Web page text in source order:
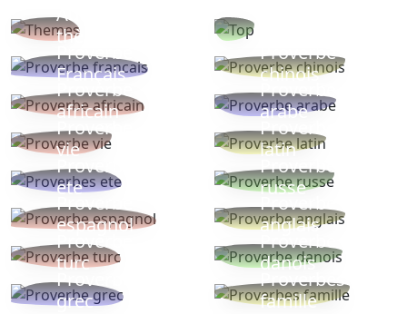
Autres
thèmes
Proverbe
Français
Proverbe
chinois
Proverbe
africain
Proverbe
arabe
Proverbe
vie
Proverbe
latin
Proverbes
ete
Proverbe
russe
Proverbe
espagnol
Proverbe
anglais
Proverbe
turc
Proverbe
danois
Proverbe
grec
Proverbes
famille